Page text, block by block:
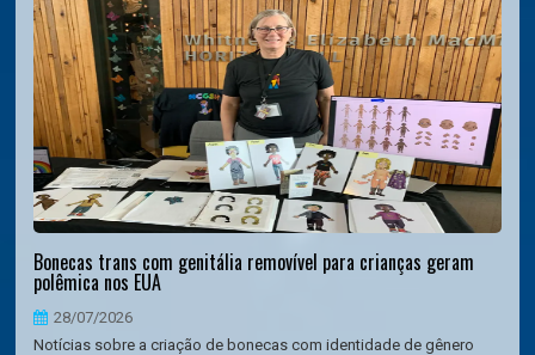
Bonecas trans com genitália removível para crianças geram
polêmica nos EUA
28/07/2026
Notícias sobre a criação de bonecas com identidade de gênero